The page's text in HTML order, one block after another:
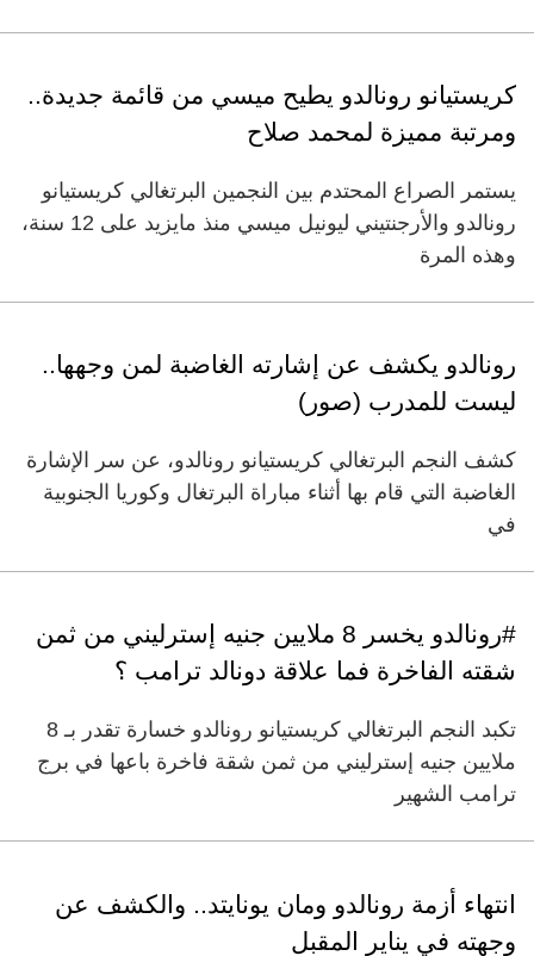
كريستيانو رونالدو يطيح ميسي من قائمة جديدة..
ومرتبة مميزة لمحمد صلاح
يستمر الصراع المحتدم بين النجمين البرتغالي كريستيانو
رونالدو والأرجنتيني ليونيل ميسي منذ مايزيد على 12 سنة،
وهذه المرة
رونالدو يكشف عن إشارته الغاضبة لمن وجهها..
ليست للمدرب (صور)
كشف النجم البرتغالي كريستيانو رونالدو، عن سر الإشارة
الغاضبة التي قام بها أثناء مباراة البرتغال وكوريا الجنوبية
في
#رونالدو يخسر 8 ملايين جنيه إسترليني من ثمن
شقته الفاخرة فما علاقة دونالد ترامب ؟
تكبد النجم البرتغالي كريستيانو رونالدو خسارة تقدر بـ 8
ملايين جنيه إسترليني من ثمن شقة فاخرة باعها في برج
ترامب الشهير
انتهاء أزمة رونالدو ومان يونايتد.. والكشف عن
وجهته في يناير المقبل